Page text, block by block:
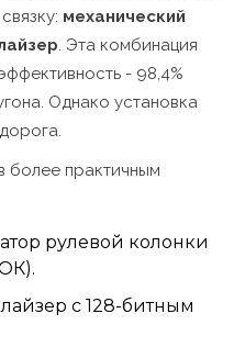
механический
. Эта комбинация
- 98,4%
Однако установка
более практичным
рулевой колонки
с 128-битным